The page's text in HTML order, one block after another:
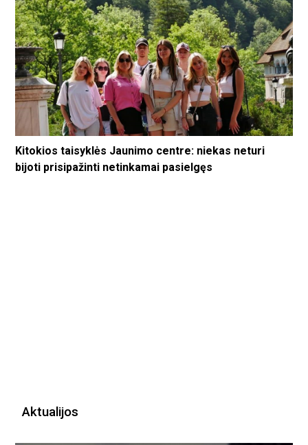
Kitokios taisyklės Jaunimo centre: niekas neturi
bijoti prisipažinti netinkamai pasielgęs
Aktualijos